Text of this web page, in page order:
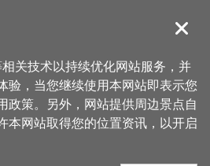
導覽
物 > 有树手作甜品
品 周边店家
关闭
关技术以持续优化网站服务，并
验，当您继续使用本网站即表示您
政策。另外，网站提供周边景点自
本网站取得您的位置资讯，以开启